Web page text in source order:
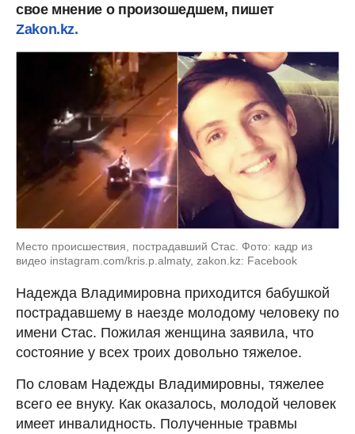
свое мнение о произошедшем, пишет
Zakon.kz.
Место происшествия, пострадавший Стас. Фото: кадр из
видео instagram.com/kris.p.almaty, zakon.kz: Facebook
Надежда Владимировна приходится бабушкой
пострадавшему в наезде молодому человеку по
имени Стас. Пожилая женщина заявила, что
состояние у всех троих довольно тяжелое.
По словам Надежды Владимировны, тяжелее
всего ее внуку. Как оказалось, молодой человек
имеет инвалидность. Полученные травмы